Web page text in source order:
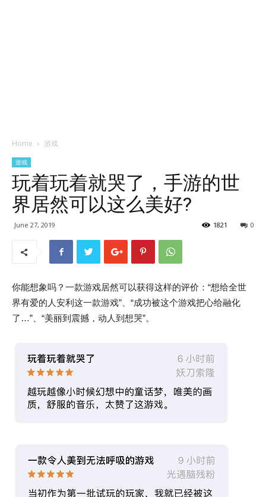
Home 游戏
游戏
玩着玩着就哭了，手游的世
界居然可以这么美好?
June 27, 2019 0
1821
你能想象吗？一款游戏居然可以获得这样的评价：“想给全世
界有爱的人安利这一款游戏”、“成功被这个游戏把心给融化
了…”、“美丽到震撼，动人到想哭”。